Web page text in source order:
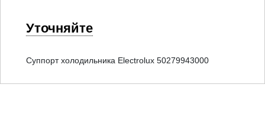
Уточняйте
Суппорт холодильника Electrolux 50279943000